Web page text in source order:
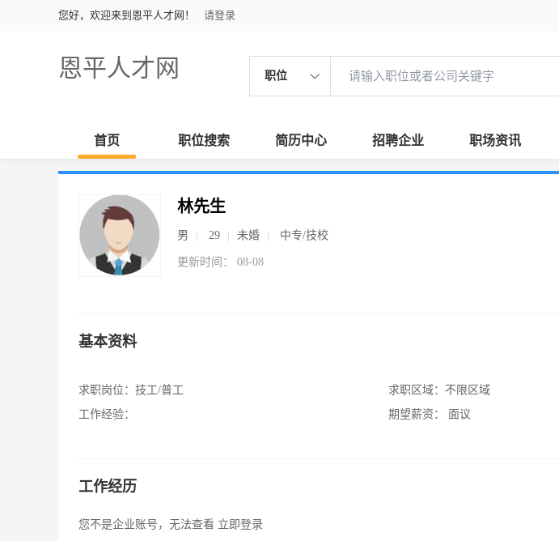
您好，欢迎来到恩平人才网！ 请登录
恩平人才网 职位
首页 职位搜索 简历中心 招聘企业 职场资讯
林先生
男 29 未婚 中专/技校
更新时间： 08-08
基本资料
求职岗位： 技工/普工
工作经验：
求职区域： 不限区域
期望薪资：
面议
工作经历
您不是企业账号，无法查看 立即登录